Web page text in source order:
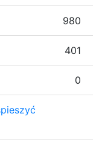
980
401
0